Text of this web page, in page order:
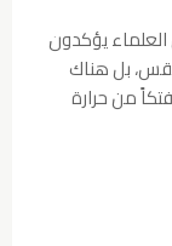
العلماء يؤكدون
بل هناك
من حرارة